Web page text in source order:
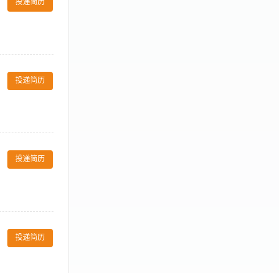
系统的培训体
业务能力。 绩
氛围；熟悉劳
员，提升团
司内部各部门
力和分析判断
投递简历
工合同，监督
办。 【岗位
。 4、良好的
投递简历
、考核及团队
措施 【岗位
程，对成本
投递简历
稳定。 管理服
购率与满意
店线上线下运
投递简历